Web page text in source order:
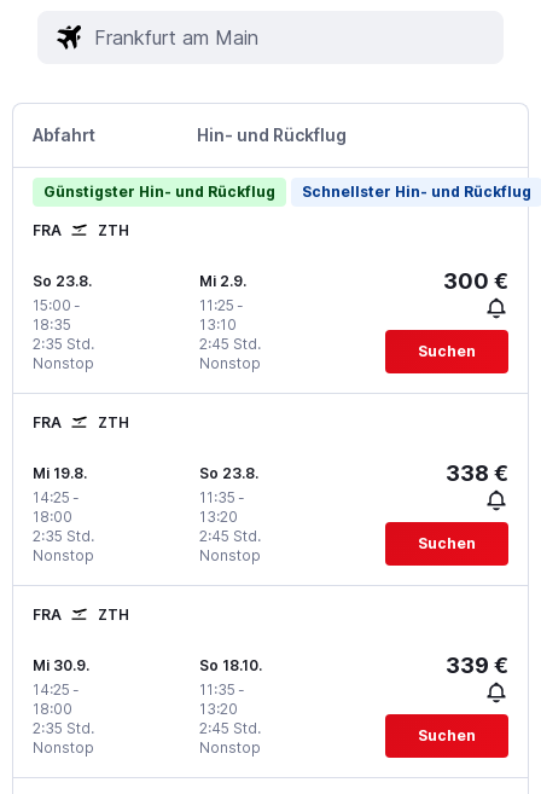
Abfahrt Hin- und Rückflug
Günstigster Hin- und Rückflug Schnellster Hin- und Rückflug
FRA ZTH
So 23.8.
15:00 -
18:35
Nonstop
2:35 Std.
Mi 2.9.
11:25 -
13:10
Nonstop
2:45 Std.
300 €
Suchen
FRA ZTH
Mi 19.8.
14:25 -
18:00
Nonstop
2:35 Std.
So 23.8.
11:35 -
13:20
Nonstop
2:45 Std.
338 €
Suchen
FRA ZTH
Mi 30.9.
14:25 -
18:00
Nonstop
2:35 Std.
So 18.10.
11:35 -
13:20
Nonstop
2:45 Std.
339 €
Suchen